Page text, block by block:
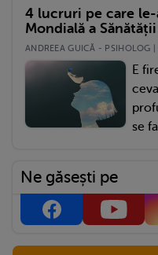
4 lucruri pe care
Mondială a
ANDREEA GUICĂ - PSIHOLOG
E
se
Ne găsești pe